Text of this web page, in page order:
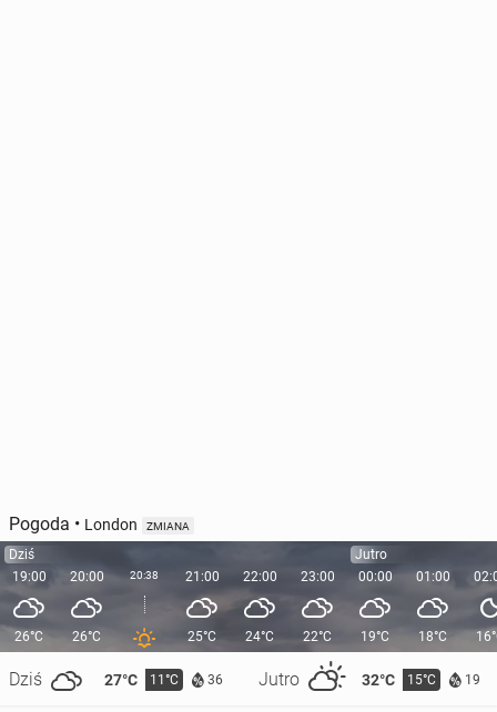
Pogoda • London ZMIANA
Dziś
19:00
26°C
Dziś 27°C 11°C 36 Jutro 32°C 15°C 19
20:00
26°C
20:38 21:00
25°C
22:00
24°C
23:00
22°C
Jutro
00:00
19°C
01:00
18°C